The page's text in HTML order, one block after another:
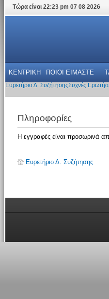
Τώρα είναι 22:23 pm 07 08 2026
ΚΕΝΤΡΙΚΗ ΠΟΙΟΙ ΕΙΜΑΣΤΕ
Ευρετήριο Δ. ΣυζήτησηςΣυχνές
Πληροφορίες
Η εγγραφές είναι προσωρινά
Ευρετήριο Δ. Συζήτησης